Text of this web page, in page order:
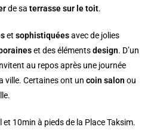
de sa terrasse sur le toit.
etsophistiquéesavec de jolies
et des élémentsdesign. D’un
au repos après une journée
ville. Certaines ont uncoin salonou
10min à pieds de la Place Taksim.